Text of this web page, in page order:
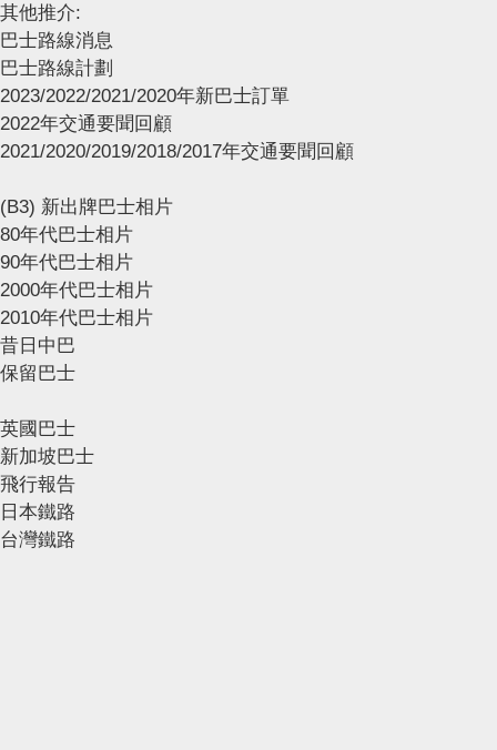
其他推介:
巴士路線消息
巴士路線計劃
2023/2022/2021/2020年新巴士訂單
2022年交通要聞回顧
2021/2020/2019/2018/2017年交通要聞回顧
(B3) 新出牌巴士相片
80年代巴士相片
90年代巴士相片
2000年代巴士相片
2010年代巴士相片
昔日中巴
保留巴士
英國巴士
新加坡巴士
飛行報告
日本鐵路
台灣鐵路